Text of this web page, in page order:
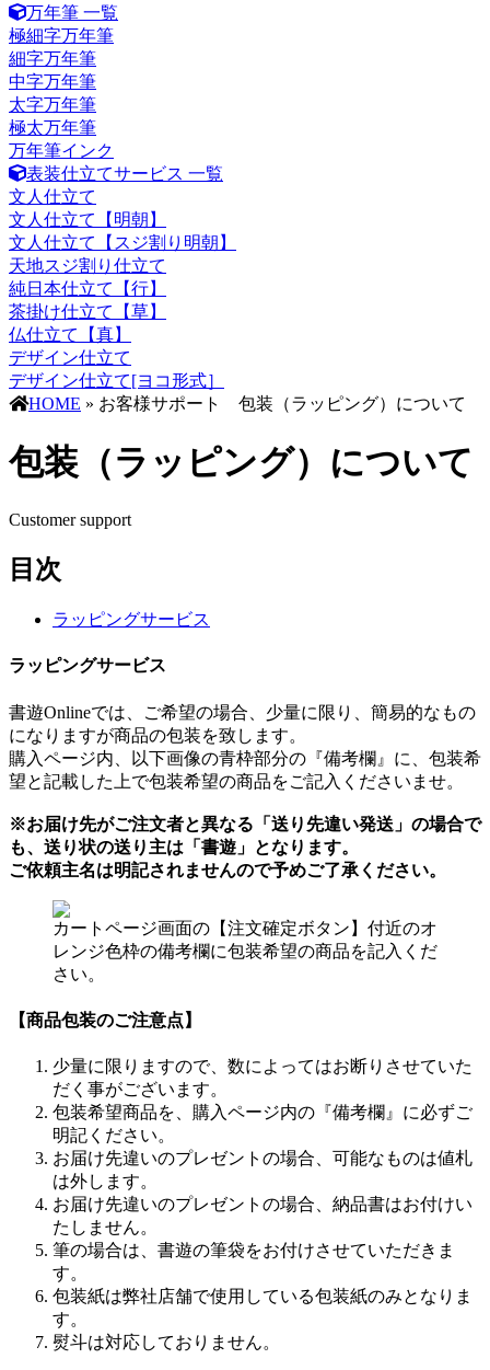
万年筆 一覧
極細字万年筆
細字万年筆
中字万年筆
太字万年筆
極太万年筆
万年筆インク
表装仕立てサービス 一覧
文人仕立て
文人仕立て【明朝】
文人仕立て【スジ割り明朝】
天地スジ割り仕立て
純日本仕立て【行】
茶掛け仕立て【草】
仏仕立て【真】
デザイン仕立て
デザイン仕立て[ヨコ形式］
HOME » お客様サポート 包装（ラッピング）について
包装（ラッピング）について
Customer support
目次
ラッピングサービス
ラッピングサービス
書遊Onlineでは、ご希望の場合、少量に限り、簡易的なもの
になりますが商品の包装を致します。
購入ページ内、以下画像の青枠部分の『備考欄』に、包装希
望と記載した上で包装希望の商品をご記入くださいませ。
※お届け先がご注文者と異なる「送り先違い発送」の場合で
も、送り状の送り主は「書遊」となります。
ご依頼主名は明記されませんので予めご了承ください。
カートページ画面の【注文確定ボタン】付近のオ
レンジ色枠の備考欄に包装希望の商品を記入くだ
さい。
【商品包装のご注意点】
少量に限りますので、数によってはお断りさせていた
だく事がございます。
包装希望商品を、購入ページ内の『備考欄』に必ずご
明記ください。
お届け先違いのプレゼントの場合、可能なものは値札
は外します。
お届け先違いのプレゼントの場合、納品書はお付けい
たしません。
筆の場合は、書遊の筆袋をお付けさせていただきま
す。
包装紙は弊社店舗で使用している包装紙のみとなりま
す。
熨斗は対応しておりません。